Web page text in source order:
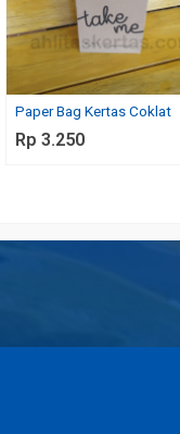
Paper Bag Kertas Coklat
Rp 3.250
Bag Makanan